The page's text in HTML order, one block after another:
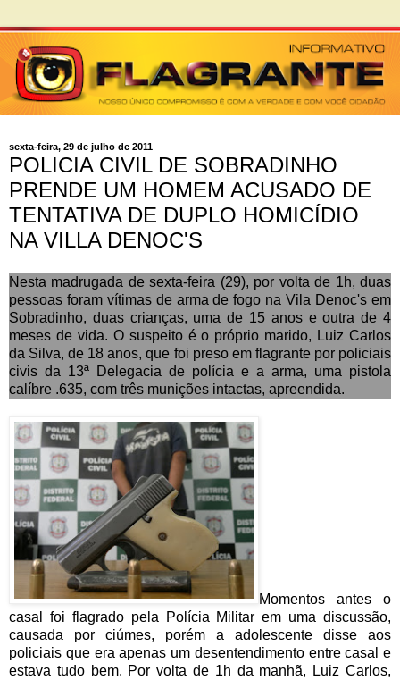
sexta-feira, 29 de julho de 2011
POLICIA CIVIL DE SOBRADINHO
PRENDE UM HOMEM ACUSADO DE
TENTATIVA DE DUPLO HOMICÍDIO
NA VILLA DENOC'S
Nesta madrugada de sexta-feira (29), por volta de 1h, duas
pessoas foram vítimas de arma de fogo na Vila Denoc's em
Sobradinho, duas crianças, uma de 15 anos e outra de 4
meses de vida. O suspeito é o próprio marido, Luiz Carlos
da Silva, de 18 anos, que foi preso em flagrante por policiais
civis da 13ª Delegacia de polícia e a arma, uma pistola
calíbre .635, com três munições intactas, apreendida.
Momentos antes o
casal foi flagrado pela Polícia Militar em uma discussão,
causada por ciúmes, porém a adolescente disse aos
policiais que era apenas um desentendimento entre casal e
estava tudo bem. Por volta de 1h da manhã, Luiz Carlos,